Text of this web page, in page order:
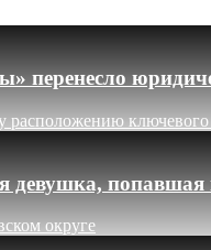
перенесло
расположению ключевого
девушка,
округе